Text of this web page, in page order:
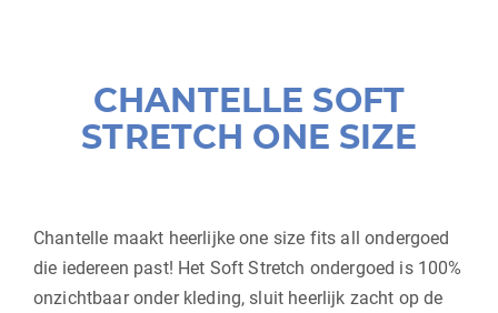
CHANTELLE SOFT
STRETCH ONE SIZE
Chantelle maakt heerlijke one size fits all ondergoed
die iedereen past! Het Soft Stretch ondergoed is 100%
onzichtbaar onder kleding, sluit heerlijk zacht op de